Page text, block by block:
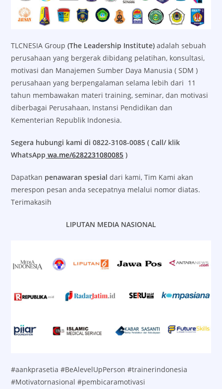
TLCNESIA Group(The Leadership Institute)adalah sebuah
perusahaan yang bergerak dibidang pelatihan, konsultasi,
motivasi dan Manajemen Sumber Daya Manusia ( SDM )
perusahaan yang berpengalaman selama lebih dari 11
tahun membawakan materi training, seminar, dan motivasi
diberbagai Perusahaan, Instansi Pendidikan dan
Kementerian Republik Indonesia.
Segera hubungi kami di 0822-3108-0085 ( Call/ klik
WhatsApp wa.me/6282231080085 )
Dapatkan penawaran spesial dari kami, Tim Kami akan
merespon pesan anda secepatnya melalui nomor diatas.
Terimakasih
LIPUTAN MEDIA NASIONAL
#aankprasetia #BeAlevelUpPerson #trainerindonesia
#Motivatornasional #pembicaramotivasi